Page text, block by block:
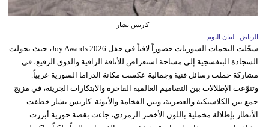
كاريس بشار
الرياض ـ لبنان اليوم
سجّلت النجمات السوريات حضوراً لافتاً في حفل Joy Awards 2026، حيث تحولت
السجادة البنفسجية إلى مساحة استعراض للأناقة الراقية والذوق الرفيع، في
مشاركة حملت رسائل فنية وجمالية عكست مكانة الدراما السورية عربياً.
وتنوّعت الإطلالات بين التصاميم العالمية الفاخرة والابتكارات الجريئة، في مزيج
جمع بين الكلاسيكية والعصرية، وبين الفخامة والأنوثة. كاريس بشار خطفت
الأنظار بإطلالة مخملية باللون الأخضر الزمردي، جاءت بقصة حورية أبرزت